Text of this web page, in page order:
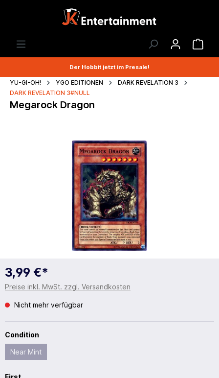
Der Hobbit jetzt im Presale!
YU-GI-OH! YGO EDITIONEN
DARK REVELATION 3
DARK REVELATION 3#NULL
Megarock Dragon
3,99 €*
Preise inkl. MwSt. zzgl. Versandkosten
Nicht mehr verfügbar
Condition
Near Mint